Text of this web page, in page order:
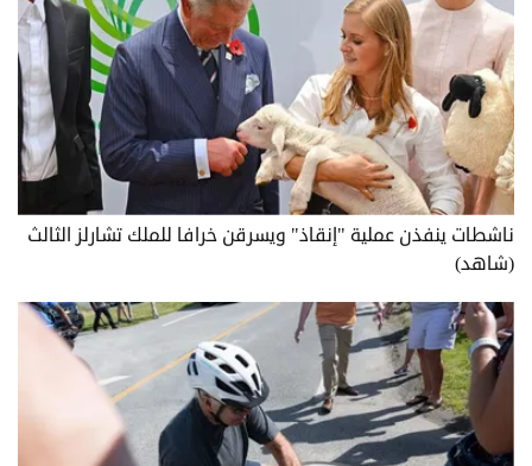
ناشطات ينفذن عملية "إنقاذ" ويسرقن خرافا للملك تشارلز الثالث
(شاهد)